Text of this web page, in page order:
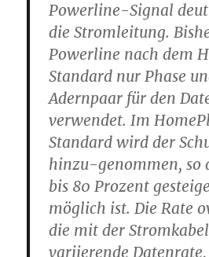
Powerline-Signal
die Stromleitung.
Powerline nach dem
Standard nur Phase
Adernpaar für den
verwendet. Im
Standard wird der
hinzu-genommen, so
bis 80 Prozent
möglich ist. Die Rate
die mit der
variierende